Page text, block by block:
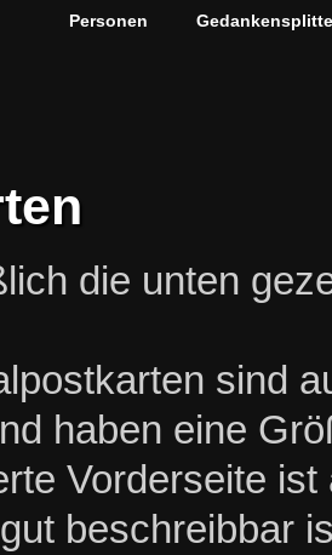
Personen
die unten
sind
haben eine
Vorderseite
beschreibbar